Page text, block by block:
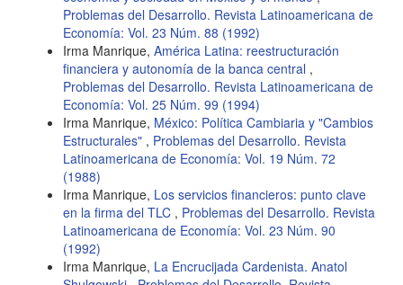
Problemas del Desarrollo. Revista Latinoamericana de
Economía: Vol. 23 Núm. 88 (1992)
Irma Manrique, América Latina: reestructuración
financiera y autonomía de la banca central ,
Problemas del Desarrollo. Revista Latinoamericana de
Economía: Vol. 25 Núm. 99 (1994)
Irma Manrique, México: Política Cambiaria y "Cambios
Estructurales" , Problemas del Desarrollo. Revista
Latinoamericana de Economía: Vol. 19 Núm. 72
(1988)
Irma Manrique, Los servicios financieros: punto clave
en la firma del TLC , Problemas del Desarrollo. Revista
Latinoamericana de Economía: Vol. 23 Núm. 90
(1992)
Irma Manrique, La Encrucijada Cardenista. Anatol